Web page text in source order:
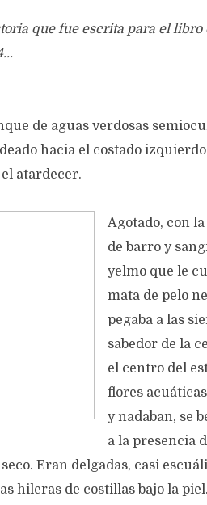
que fue escrita para el libro
de aguas verdosas
hacia el costado
atardecer.
Agotado, con
de barro y
yelmo que le
mata de pelo
pegaba a las
sabedor de la
el centro del
flores
y nadaban, se
a la presencia
Eran delgadas, casi
hileras de costillas bajo la